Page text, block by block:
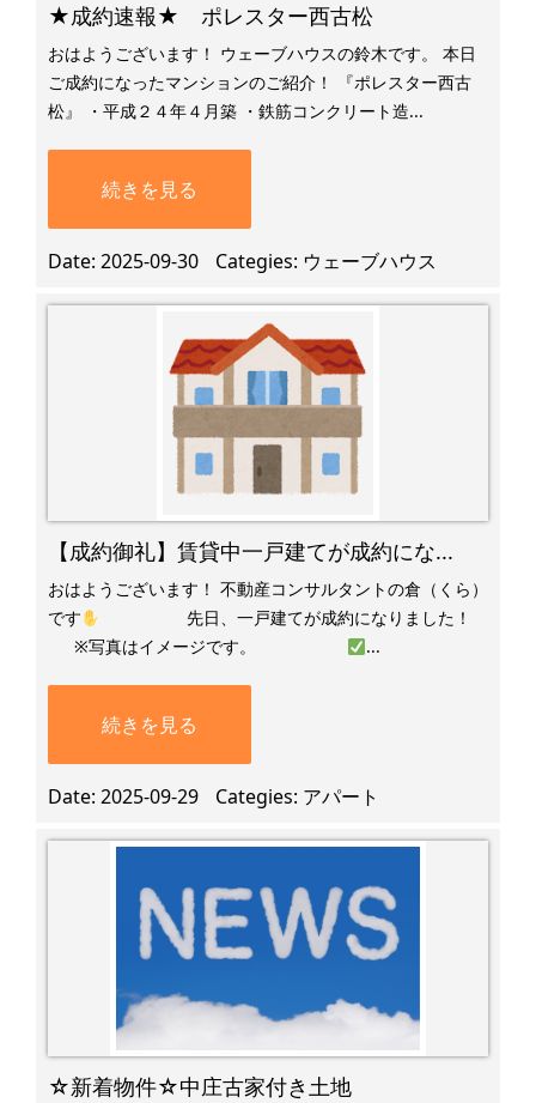
★成約速報★ ポレスター西古松
おはようございます！ ウェーブハウスの鈴木です。 本日
ご成約になったマンションのご紹介！ 『ポレスター西古
松』 ・平成２４年４月築 ・鉄筋コンクリート造...
続きを見る
Date 2025-09-30 Categies ウェーブハウス
【成約御礼】賃貸中一戸建てが成約にな...
おはようございます！ 不動産コンサルタントの倉（くら）
です
先日、一戸建てが成約になりました！
​ ※写真はイメージです。
...
続きを見る
Date 2025-09-29 Categies アパート
☆新着物件☆中庄古家付き土地